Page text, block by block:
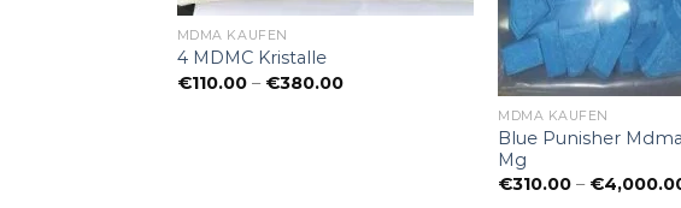
MDMA KAUFEN​
4 MDMC Kristalle
€110.00 – €380.00Preisspanne:
MDMA KAUFEN​
Blue Punisher
Mg
€310.00 – €